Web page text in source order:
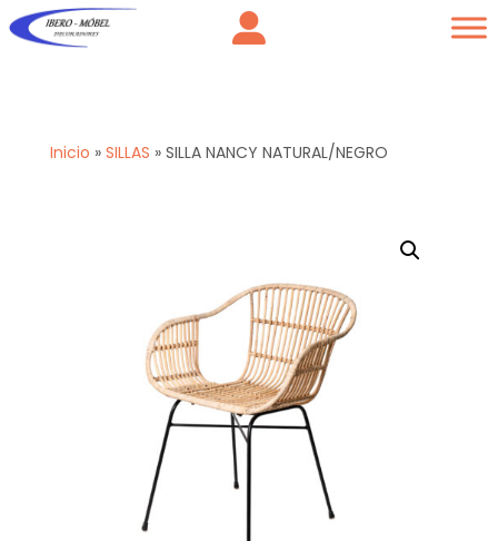
Inicio » SILLAS » SILLA NANCY NATURAL/NEGRO